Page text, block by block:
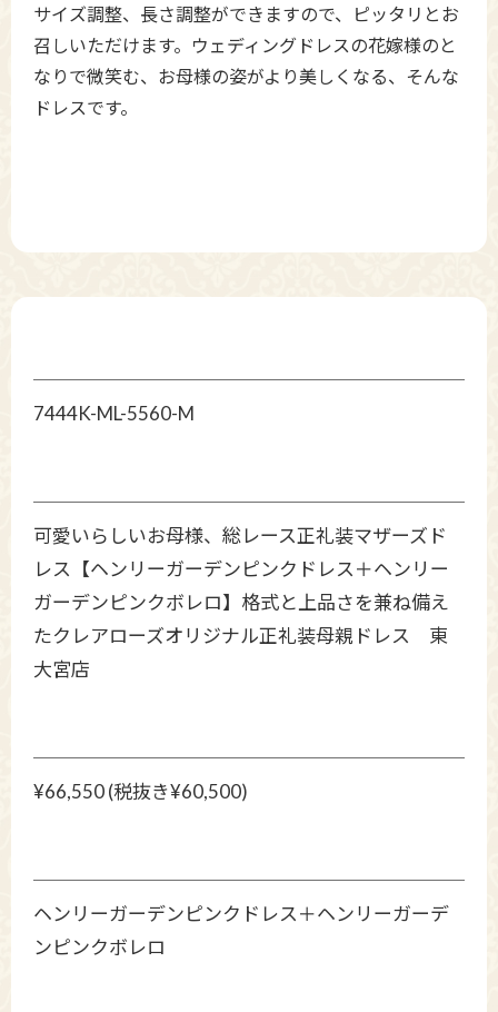
サイズ調整、長さ調整ができますので、ピッタリとお
召しいただけます。ウェディングドレスの花嫁様のと
なりで微笑む、お母様の姿がより美しくなる、そんな
ドレスです。
7444K-ML-5560-M
可愛いらしいお母様、総レース正礼装マザーズド
レス【ヘンリーガーデンピンクドレス＋ヘンリー
ガーデンピンクボレロ】格式と上品さを兼ね備え
たクレアローズオリジナル正礼装母親ドレス 東
大宮店
¥66,550 (税抜き¥60,500)
ヘンリーガーデンピンクドレス＋ヘンリーガーデ
ンピンクボレロ